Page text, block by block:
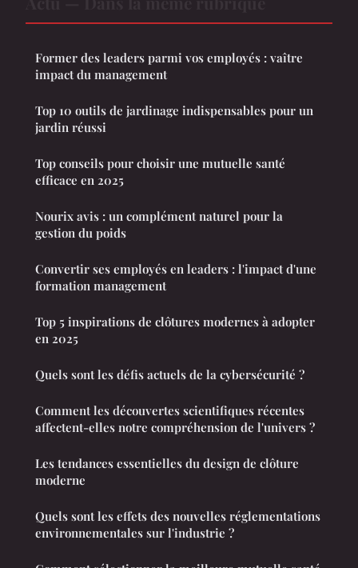
Former des leaders parmi vos employés : vaître
impact du management
Top 10 outils de jardinage indispensables pour un
jardin réussi
Top conseils pour choisir une mutuelle santé
efficace en 2025
Nourix avis : un complément naturel pour la
gestion du poids
Convertir ses employés en leaders : l'impact d'une
formation management
Top 5 inspirations de clôtures modernes à adopter
en 2025
Quels sont les défis actuels de la cybersécurité ?
Comment les découvertes scientifiques récentes
affectent-elles notre compréhension de l'univers ?
Les tendances essentielles du design de clôture
moderne
Quels sont les effets des nouvelles réglementations
environnementales sur l'industrie ?